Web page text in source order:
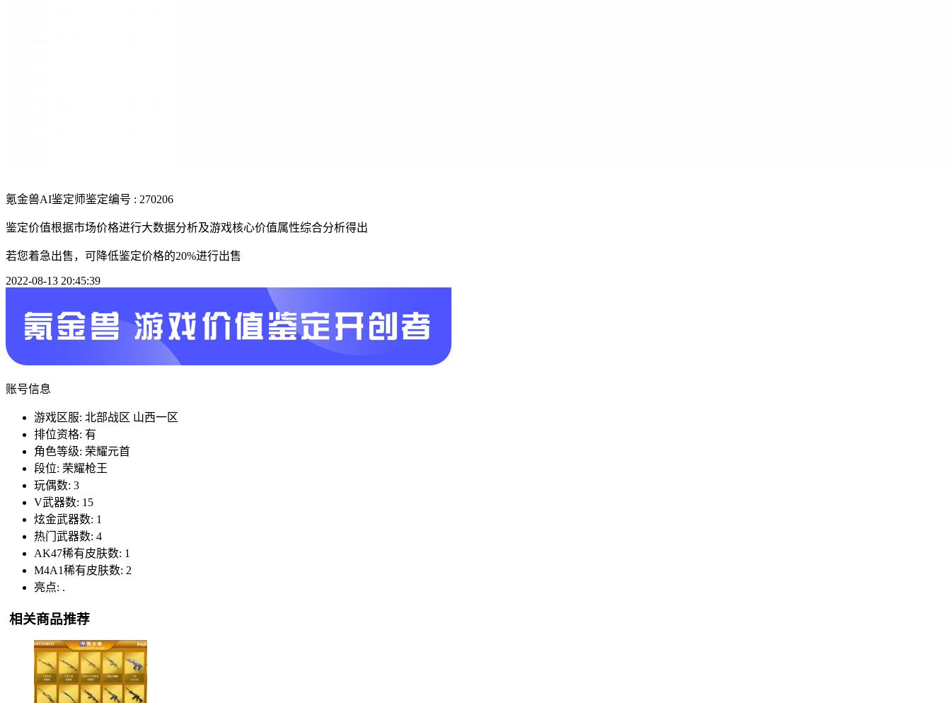
氪金兽AI鉴定师鉴定编号 : 270206
鉴定价值根据市场价格进行大数据分析及游戏核心价值属性综合分析得出
若您着急出售，可降低鉴定价格的20%进行出售
2022-08-13 20:45:39
账号信息
游戏区服: 北部战区 山西一区
排位资格: 有
角色等级: 荣耀元首
段位: 荣耀枪王
玩偶数: 3
V武器数: 15
炫金武器数: 1
热门武器数: 4
AK47稀有皮肤数: 1
M4A1稀有皮肤数: 2
亮点: .
相关商品推荐